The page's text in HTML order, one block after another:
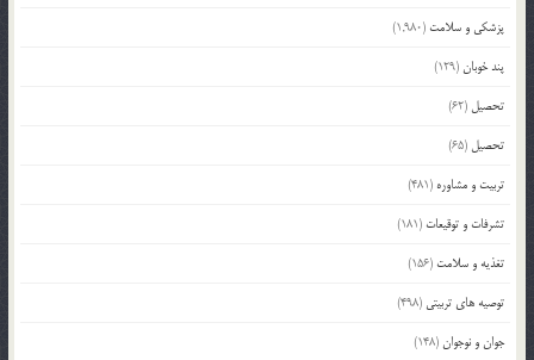
پزشکی و سلامت (1,980)
پند خوبان(129)
تحصیل (62)
تحصیل (65)
تربیت و مشاوره (481)
تشرفات و توقیعات (181)
تغذیه و سلامت (156)
توصیه های تربیتی (498)
جوان و نوجوان(148)